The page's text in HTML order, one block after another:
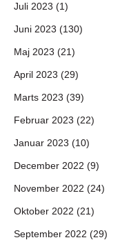
Juli 2023 (1)
Juni 2023 (130)
Maj 2023 (21)
April 2023 (29)
Marts 2023 (39)
Februar 2023 (22)
Januar 2023 (10)
December 2022 (9)
November 2022 (24)
Oktober 2022 (21)
September 2022 (29)